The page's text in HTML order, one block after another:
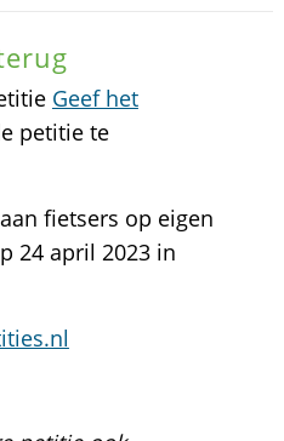
Geef het
petitie te
fietsers op eigen
24 april 2023 in